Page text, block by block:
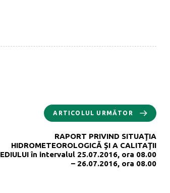
ARTICOLUL URMĂTOR
RAPORT PRIVIND SITUAŢIA
HIDROMETEOROLOGICĂ ŞI A CALITAŢII
în intervalul 25.07.2016, ora 08.00
– 26.07.2016, ora 08.00